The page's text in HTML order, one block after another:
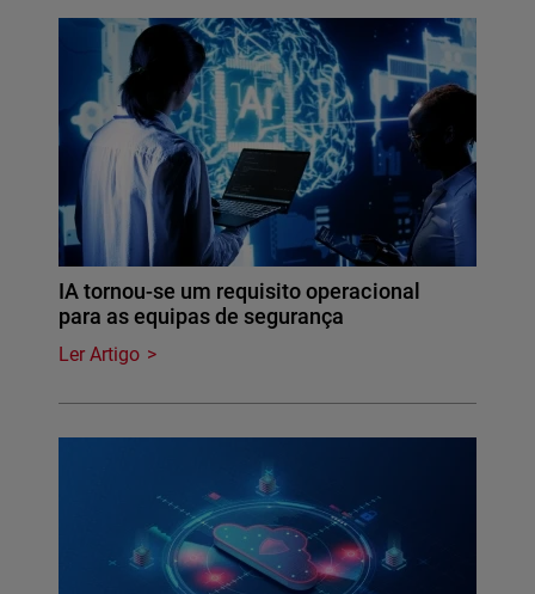
IA tornou-se um requisito operacional
para as equipas de segurança
Ler Artigo